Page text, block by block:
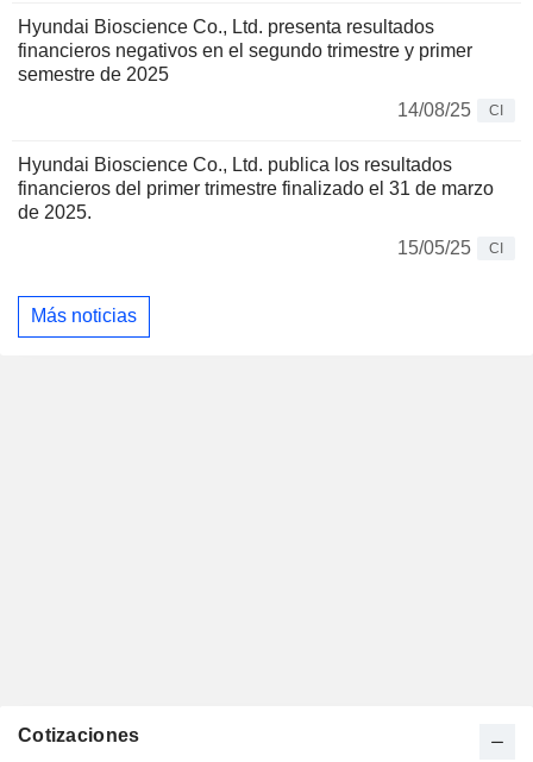
Hyundai Bioscience Co., Ltd. presenta resultados
financieros negativos en el segundo trimestre y primer
semestre de 2025
14/08/25
CI
Hyundai Bioscience Co., Ltd. publica los resultados
financieros del primer trimestre finalizado el 31 de marzo
de 2025.
15/05/25
CI
Más noticias
Cotizaciones